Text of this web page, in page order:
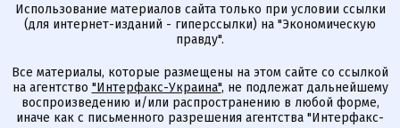
Использование материалов сайта только при условии ссылки
(для интернет-изданий - гиперссылки) на "Экономическую
правду".
Все материалы, которые размещены на этом сайте со ссылкой
на агентство "Интерфакс-Украина", не подлежат дальнейшему
воспроизведению и/или распространению в любой форме,
иначе как с письменного разрешения агентства "Интерфакс-